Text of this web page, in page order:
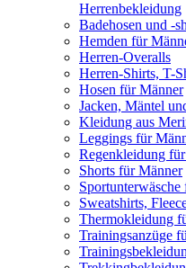
Herrenbekleidung
Badehosen und -
Hemden für
Herren-Overalls
Herren-Shirts, T-
Hosen für Männer
Jacken, Mäntel
Kleidung aus
Leggings für
Regenkleidung
Shorts für Männer
Sportunterwäsche
Sweatshirts,
Thermokleidung
Trainingsanzüge